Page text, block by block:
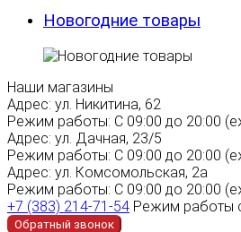
Новогодние товары
Наши магазины
Адрес: ул. Никитина, 62
Режим работы: С 09:00 до 20:00
Адрес: ул. Дачная, 23/5
Режим работы: С 09:00 до 20:00
Адрес: ул. Комсомольская, 2а
Режим работы: С 09:00 до 20:00
+7 (383) 214-71-54 Режим работы
Обратный звонок